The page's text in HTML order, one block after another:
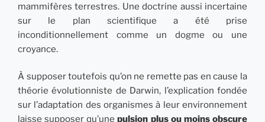
mammifères terrestres. Une doctrine aussi incertaine
sur le plan scientifique a été prise
inconditionnellement comme un dogme ou une
croyance.
À supposer toutefois qu’on ne remette pas en cause la
théorie évolutionniste de Darwin, l’explication fondée
sur l’adaptation des organismes à leur environnement
laisse supposer qu’unepulsion plus ou moins obscure